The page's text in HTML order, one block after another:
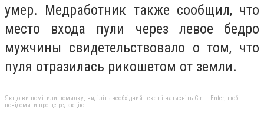
умер. Медработник также сообщил, что
место входа пули через левое бедро
мужчины свидетельствовало о том, что
пуля отразилась рикошетом от земли.
Якщо ви помітили помилку, виділіть необхідний текст і натисніть Ctrl + Enter, щоб
повідомити про це редакцію